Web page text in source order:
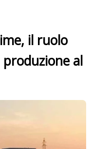
il ruolo
al